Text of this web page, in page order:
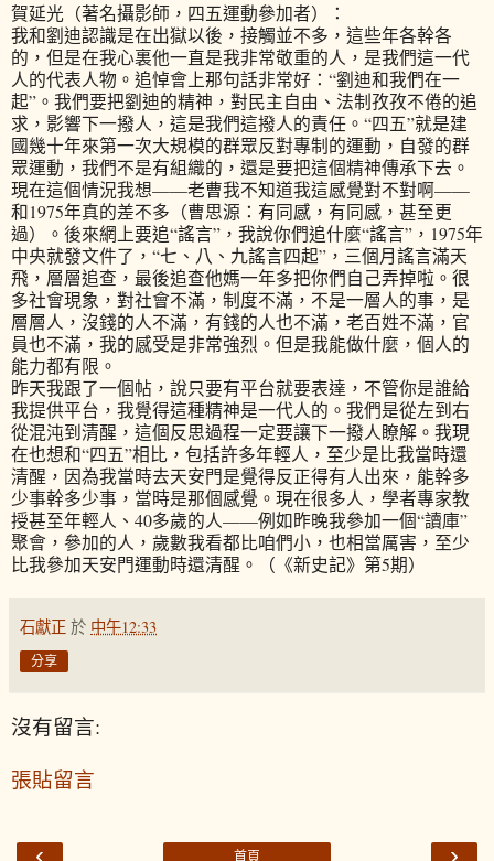
賀延光（著名攝影師，四五運動參加者）：
我和劉迪認識是在出獄以後，接觸並不多，這些年各幹各
的，但是在我心裏他一直是我非常敬重的人，是我們這一代
人的代表人物。追悼會上那句話非常好：“劉迪和我們在一
起”。我們要把劉迪的精神，對民主自由、法制孜孜不倦的追
求，影響下一撥人，這是我們這撥人的責任。“四五”就是建
國幾十年來第一次大規模的群眾反對專制的運動，自發的群
眾運動，我們不是有組織的，還是要把這個精神傳承下去。
現在這個情況我想——老曹我不知道我這感覺對不對啊——
和1975年真的差不多（曹思源：有同感，有同感，甚至更
過）。後來網上要追“謠言”，我說你們追什麼“謠言”，1975年
中央就發文件了，“七、八、九謠言四起”，三個月謠言滿天
飛，層層追查，最後追查他媽一年多把你們自己弄掉啦。很
多社會現象，對社會不滿，制度不滿，不是一層人的事，是
層層人，沒錢的人不滿，有錢的人也不滿，老百姓不滿，官
員也不滿，我的感受是非常強烈。但是我能做什麼，個人的
能力都有限。
昨天我跟了一個帖，說只要有平台就要表達，不管你是誰給
我提供平台，我覺得這種精神是一代人的。我們是從左到右
從混沌到清醒，這個反思過程一定要讓下一撥人瞭解。我現
在也想和“四五”相比，包括許多年輕人，至少是比我當時還
清醒，因為我當時去天安門是覺得反正得有人出來，能幹多
少事幹多少事，當時是那個感覺。現在很多人，學者專家教
授甚至年輕人、40多歲的人——例如昨晚我參加一個“讀庫”
聚會，參加的人，歲數我看都比咱們小，也相當厲害，至少
比我參加天安門運動時還清醒。（《新史記》第5期）
石獻正 於 中午12:33
分享
沒有留言:
張貼留言
‹ ›
首頁